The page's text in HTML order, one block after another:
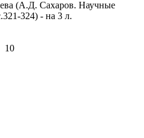
(А.Д. Сахаров. Научные
324) - на 3 л.
10